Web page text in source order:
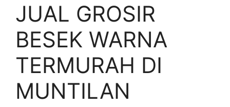
JUAL GROSIR
BESEK WARNA
TERMURAH DI
MUNTILAN